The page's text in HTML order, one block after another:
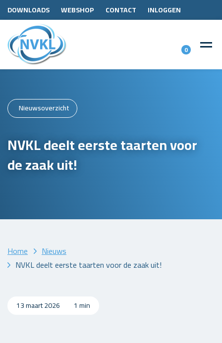
DOWNLOADS WEBSHOP CONTACT INLOGGEN
0
Nieuwsoverzicht
NVKL deelt eerste taarten voor
de zaak uit!
Home
Nieuws
NVKL deelt eerste taarten voor de zaak uit!
13 maart 2026 1 min